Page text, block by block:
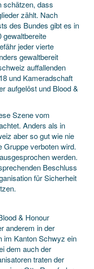
schätzen, dass
zählt. Nach
des Bundes gibt es in
gewaltbereite
jeder vierte
gewaltbereit
auffallenden
und Kameradschaft
aufgelöst und Blood &
Szene vom
Anders als in
aber so gut wie nie
verboten wird.
werden.
Beschluss
für Sicherheit
& Honour
anderem in der
im Kanton Schwyz ein
dem auch der
traten der